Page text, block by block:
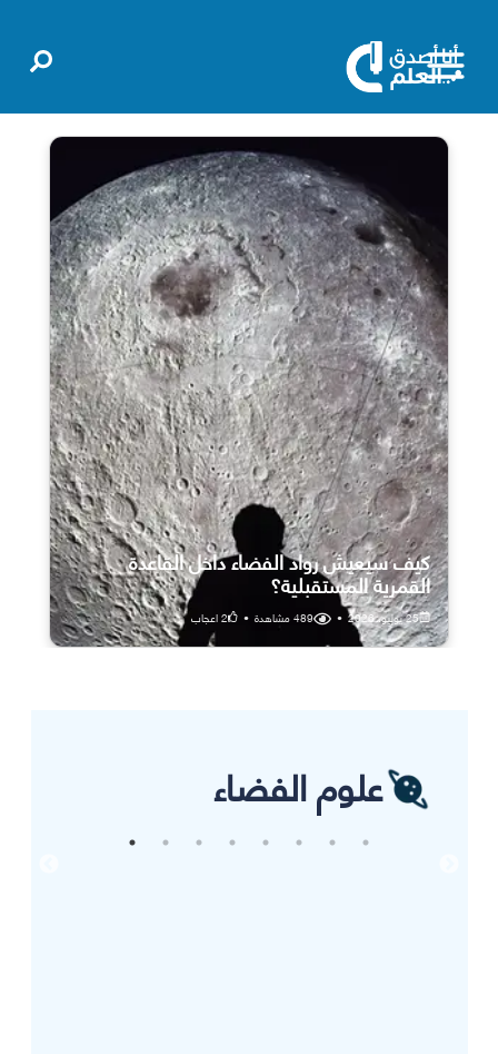
كيف سيعيش رواد الفضاء داخل القاعدة
القمرية المستقبلية؟
25 يوليو، 2026 •
489مشاهدة •
2اعجاب
علوم الفضاء